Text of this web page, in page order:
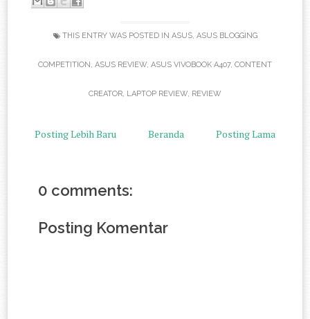
THIS ENTRY WAS POSTED IN ASUS, ASUS BLOGGING
COMPETITION, ASUS REVIEW, ASUS VIVOBOOK A407, CONTENT
CREATOR, LAPTOP REVIEW, REVIEW
Posting Lebih Baru Posting Lama
Beranda
0 comments:
Posting Komentar